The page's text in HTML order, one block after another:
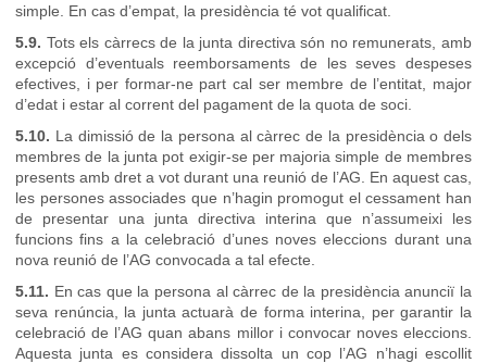
simple. En cas d’empat, la presidència té vot qualificat.
5.9. Tots els càrrecs de la junta directiva són no remunerats, amb
excepció d’eventuals reemborsaments de les seves despeses
efectives, i per formar-ne part cal ser membre de l’entitat, major
d’edat i estar al corrent del pagament de la quota de soci.
5.10. La dimissió de la persona al càrrec de la presidència o dels
membres de la junta pot exigir-se per majoria simple de membres
presents amb dret a vot durant una reunió de l’AG. En aquest cas,
les persones associades que n’hagin promogut el cessament han
de presentar una junta directiva interina que n’assumeixi les
funcions fins a la celebració d’unes noves eleccions durant una
nova reunió de l’AG convocada a tal efecte.
5.11. En cas que la persona al càrrec de la presidència anunciï la
seva renúncia, la junta actuarà de forma interina, per garantir la
celebració de l’AG quan abans millor i convocar noves eleccions.
Aquesta junta es considera dissolta un cop l’AG n’hagi escollit